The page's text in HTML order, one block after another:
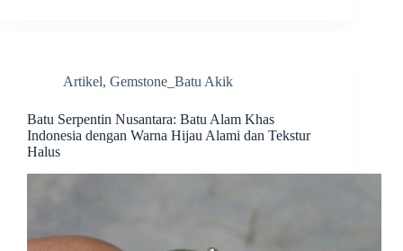
Artikel, Gemstone_Batu Akik
Batu Serpentin Nusantara: Batu Alam Khas
Indonesia dengan Warna Hijau Alami dan Tekstur
Halus